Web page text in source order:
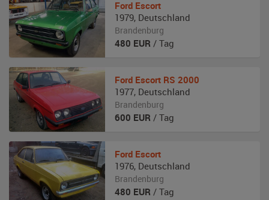
Ford Escort
1979, Deutschland
Brandenburg
480 EUR / Tag
Ford Escort RS 2000
1977, Deutschland
Brandenburg
600 EUR / Tag
Ford Escort
1976, Deutschland
Brandenburg
480 EUR / Tag